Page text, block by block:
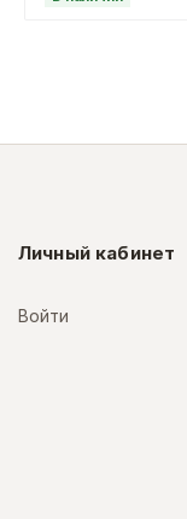
Личный кабинет
Войти